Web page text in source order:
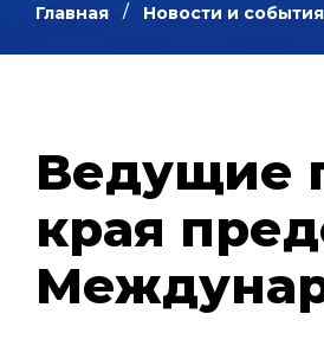
Главная Новости и события
Ведущие
края